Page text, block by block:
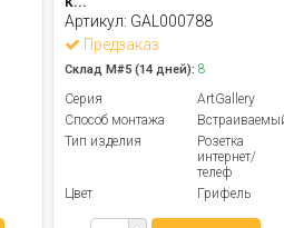
Артикул: GAL000788
Предзаказ
Склад М#5 (14 дней): 8
Серия
ArtGallery
Способ монтажа
Тип изделия
Розетка
интернет/
телеф
Цвет
Грифель